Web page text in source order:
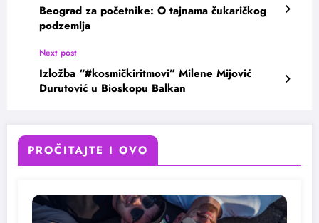
Beograd za početnike: O tajnama čukaričkog
podzemlja
Next post
Izložba “#kosmičkiritmovi” Milene Mijović
Durutović u Bioskopu Balkan
PROČITAJTE I OVO